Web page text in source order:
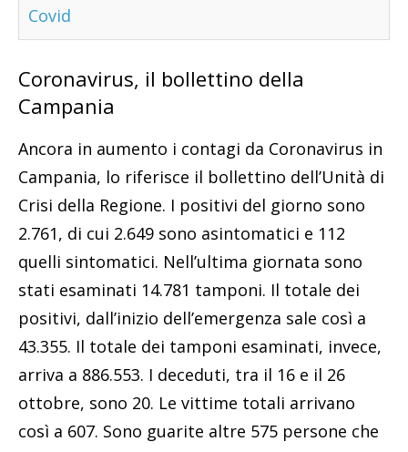
Covid
Coronavirus, il bollettino della
Campania
Ancora in aumento i contagi da Coronavirus in
Campania, lo riferisce il bollettino dell’Unità di
Crisi della Regione. I positivi del giorno sono
2.761, di cui 2.649 sono asintomatici e 112
quelli sintomatici. Nell’ultima giornata sono
stati esaminati 14.781 tamponi. Il totale dei
positivi, dall’inizio dell’emergenza sale così a
43.355. Il totale dei tamponi esaminati, invece,
arriva a 886.553. I deceduti, tra il 16 e il 26
ottobre, sono 20. Le vittime totali arrivano
così a 607. Sono guarite altre 575 persone che